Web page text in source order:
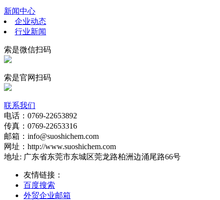
新闻中心
企业动态
行业新闻
索是微信扫码
索是官网扫码
联系我们
电话：0769-22653892
传真：0769-22653316
邮箱：info@suoshichem.com
网址：http://www.suoshichem.com
地址: 广东省东莞市东城区莞龙路柏洲边涌尾路66号
友情链接：
百度搜索
外贸企业邮箱